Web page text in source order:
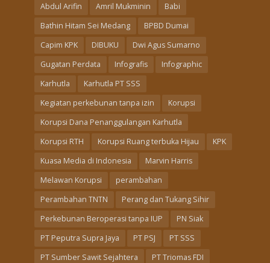
Abdul Arifin Amril Mukminin
Babi
Bathin Hitam Sei Medang
BPBD Dumai
Capim KPK
DIBUKU
Dwi Agus Sumarno
Gugatan Perdata
Infografis
Infographic
Karhutla
Karhutla PT SSS
Kegiatan perkebunan tanpa izin
Korupsi
Korupsi Dana Penanggulangan Karhutla
Korupsi RTH
Korupsi Ruang terbuka Hijau
KPK
Kuasa Media di Indonesia
Marvin Harris
Melawan Korupsi
perambahan
Perambahan TNTN
Perang dan Tukang Sihir
Perkebunan Beroperasi tanpa IUP
PN Siak
PT Peputra Supra Jaya
PT PSJ
PT SSS
PT Sumber Sawit Sejahtera
PT Triomas FDI